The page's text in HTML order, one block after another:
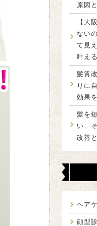
原因
【大
ない
て見
叶え
髪質
りに
効果
髪を
い…そ
改善
ヘア
顔型